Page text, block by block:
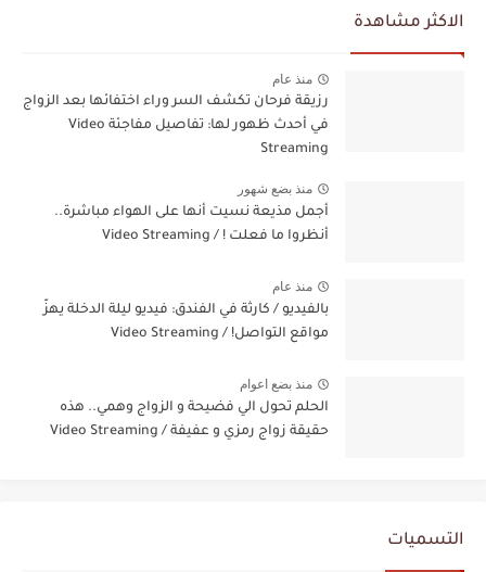
الاكثر مشاهدة
منذ عام
رزيقة فرحان تكشف السر وراء اختفائها بعد الزواج
في أحدث ظهور لها: تفاصيل مفاجئة Video
Streaming
منذ بضع شهور
أجمل مذيعة نسيت أنها على الهواء مباشرة..
أنظروا ما فعلت ! / Video Streaming
منذ عام
بالفيديو / كارثة في الفندق: فيديو ليلة الدخلة يهزّ
مواقع التواصل! / Video Streaming
منذ بضع اعوام
الحلم تحول الي فضيحة و الزواج وهمي.. هذه
حقيقة زواج رمزي و عفيفة / Video Streaming
التسميات